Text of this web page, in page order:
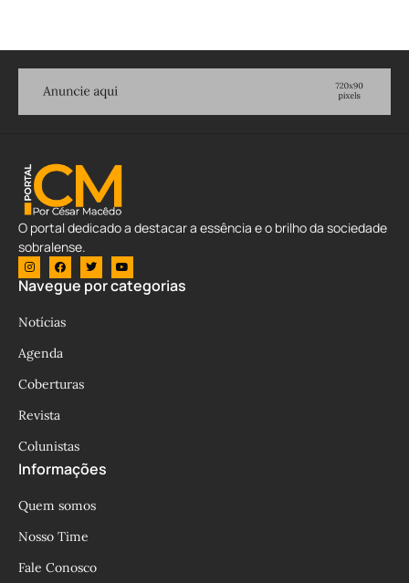
O portal dedicado a destacar a essência e o brilho da sociedade
sobralense.
Navegue por categorias
Notícias
Agenda
Coberturas
Revista
Colunistas
Informações
Quem somos
Nosso Time
Fale Conosco